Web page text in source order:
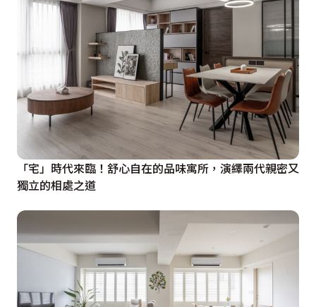
「宅」時代來臨！舒心自在的品味寓所，演繹兩代親密又
獨立的相處之道